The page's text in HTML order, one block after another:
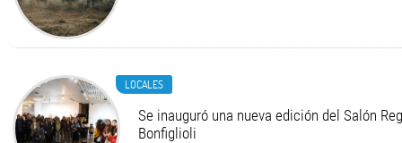
LOCALES
Se inauguró una nueva edición del Salón
Bonfiglioli